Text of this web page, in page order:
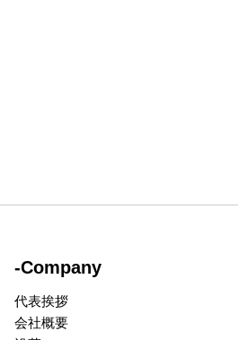
-Company
代表挨拶
会社概要